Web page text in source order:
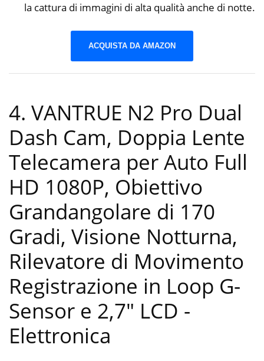
la cattura di immagini di alta qualità anche di notte.
ACQUISTA DA AMAZON
4. VANTRUE N2 Pro Dual
Dash Cam, Doppia Lente
Telecamera per Auto Full
HD 1080P, Obiettivo
Grandangolare di 170
Gradi, Visione Notturna,
Rilevatore di Movimento
Registrazione in Loop G-
Sensor e 2,7″ LCD -
Elettronica